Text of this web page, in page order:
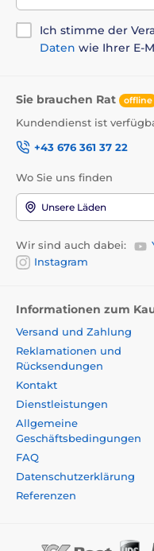
Ich stimme der
Daten wie Ihrer E-
Sie brauchen Rat offline
Kundendienst ist
+43 676 361 37 22
Wo Sie uns finden
Unsere Läden
Wir sind auch dabei:
Instagram
Informationen zum
Versand und Zahlung
Reklamationen und
Rücksendungen
Kontakt
Dienstleistungen
Allgemeine
Geschäftsbedingungen
FAQ
Datenschutzerklärung
Referenzen